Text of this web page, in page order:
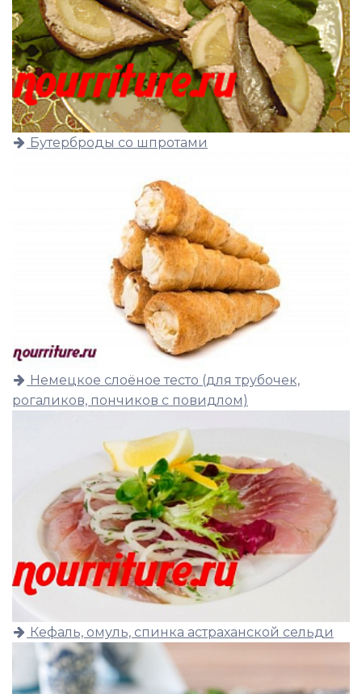
Бутерброды со шпротами
Немецкое слоёное тесто (для трубочек,
рогаликов, пончиков с повидлом)
Кефаль, омуль, спинка астраханской сельди